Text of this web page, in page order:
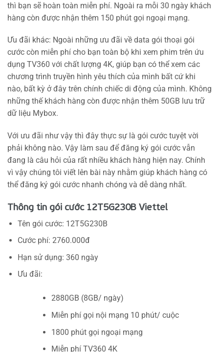
thì bạn sẽ hoàn toàn miễn phí. Ngoài ra mỗi 30 ngày khách
hàng còn được nhận thêm 150 phút gọi ngoại mạng.
Ưu đãi khác: Ngoài những ưu đãi về data gói thoại gói
cước còn miễn phí cho bạn toàn bộ khi xem phim trên ứu
dụng TV360 với chất lượng 4K, giúp bạn có thể xem các
chương trình truyền hình yêu thích của mình bất cứ khi
nào, bất kỳ ở đây trên chính chiếc di động của mình. Không
những thế khách hàng còn được nhận thêm 50GB lưu trữ
dữ liệu Mybox.
Với ưu đãi như vậy thì đây thực sự là gói cước tuyệt vời
phải không nào. Vậy làm sau để đăng ký gói cước vẫn
đang là câu hỏi của rất nhiều khách hàng hiện nay. Chính
vì vậy chúng tôi viết lên bài này nhằm giúp khách hàng có
thể đăng ký gói cước nhanh chóng và dễ dàng nhất.
Thông tin gói cước 12T5G230B Viettel
Tên gói cước: 12T5G230B
Cước phí: 2760.000đ
Hạn sử dụng: 360 ngày
Ưu đãi:
2880GB (8GB/ ngày)
Miễn phí gọi nội mạng 10 phút/ cuộc
1800 phút gọi ngoại mạng
Miễn phí TV360 4K